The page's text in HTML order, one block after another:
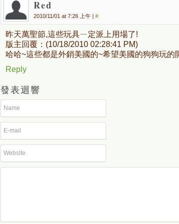
Red
2010/11/01 at 7:26 上午| #
昨天萬聖節,這些玩具ㄧ定派上用場了!
版主回覆：(10/18/2010 02:28:41 PM)
哈哈~這些都是外銷美國的~希望美國的狗狗玩的
Reply
發表迴響